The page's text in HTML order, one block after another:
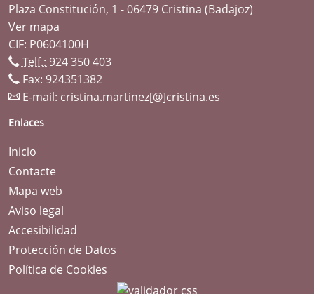
Plaza Constitución, 1 - 06479 Cristina (Badajoz)
Ver mapa
CIF: P0604100H
Telf.: 924 350 403
Fax: 924351382
E-mail: cristina.martinez[@]cristina.es
Enlaces
Inicio
Contacte
Mapa web
Aviso legal
Accesibilidad
Protección de Datos
Política de Cookies